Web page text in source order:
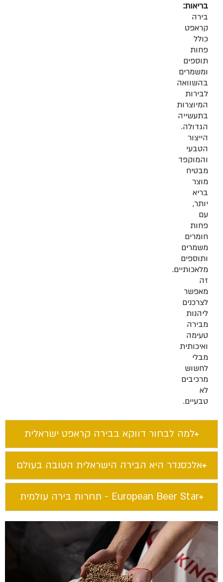
בריאות:
בירה
קראפט
כולל
פחות
תוספים
ומשמרים
בהשוואה
לבירות
המיוצרות
בתעשייה
הגדולה.
הייצור
הטבעי
והמוקפד
מבטיח
מוצר
בריא
יותר,
עם
פחות
חומרים
משמרים
ותוספים
מלאכותיים.
זה
מאפשר
לצרכנים
ליהנות
מבירה
טעימה
ואיכותית
מבלי
לחשוש
מרכיבים
לא
טבעיים.
למה לבחור דווקא בבירה קראפט ישראלית​
אלכסנדר היא הבירה הישראלית הטובה בעולם​
European Beer Star​ - תחרות בירה עולמית